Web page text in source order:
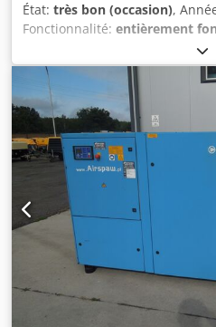
État: très bon (occasion),
Fonctionnalité: entièrement
vis BOGE S18 ECO avec
Données techniques Débit :
moteur de 18,5 kW; pression
Awrcsyjrf heures de
2021 prix net : 17 500 PLN prix
la vidéo ci-dessous.